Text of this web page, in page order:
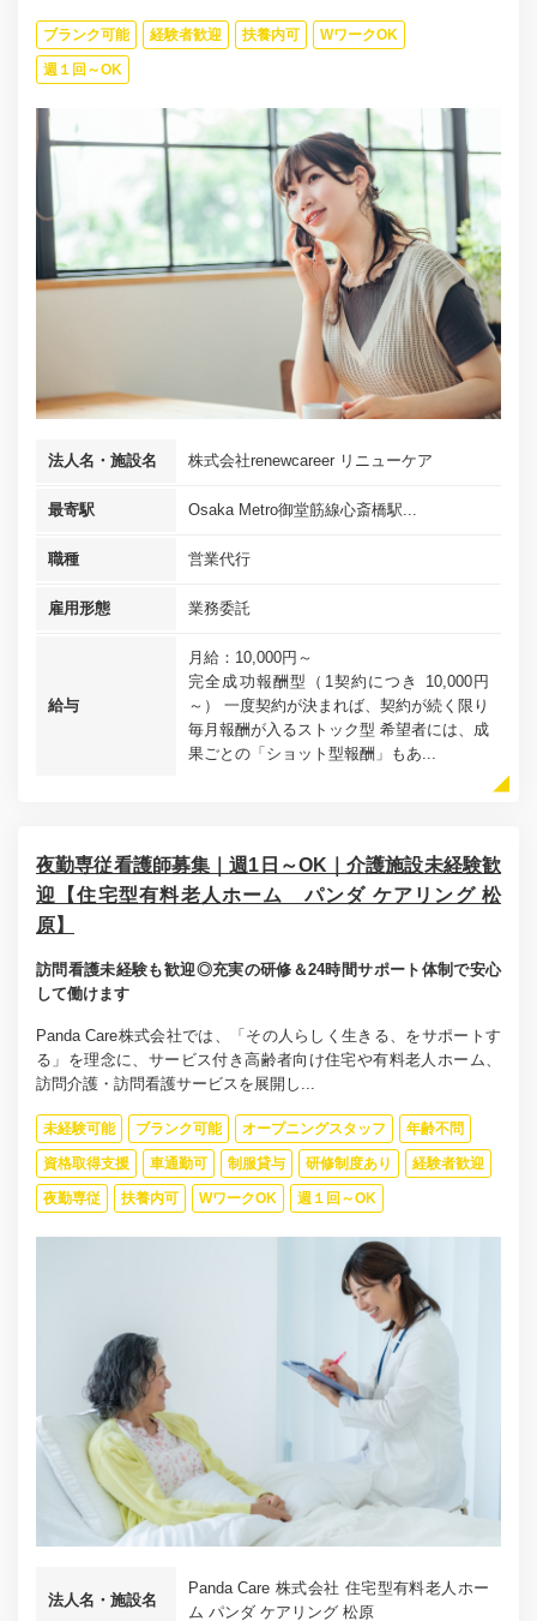
ブランク可能 経験者歓迎 扶養内可 WワークOK
週１回～OK
法人名・施設名 株式会社renewcareer リニューケア
最寄駅 Osaka Metro御堂筋線心斎橋駅...
職種 営業代行
雇用形態 業務委託
給与
月給：10,000円～
完全成功報酬型（1契約につき 10,000円
～） 一度契約が決まれば、契約が続く限り
毎月報酬が入るストック型 希望者には、成
果ごとの「ショット型報酬」もあ...
夜勤専従看護師募集｜週1日～OK｜介護施設未経験歓
迎【住宅型有料老人ホーム パンダ ケアリング 松
原】
訪問看護未経験も歓迎◎充実の研修＆24時間サポート体制で安心
して働けます
Panda Care株式会社では、「その人らしく生きる、をサポートす
る」を理念に、サービス付き高齢者向け住宅や有料老人ホーム、
訪問介護・訪問看護サービスを展開し...
未経験可能 ブランク可能 オープニングスタッフ 年齢不問
資格取得支援 車通勤可 制服貸与 研修制度あり 経験者歓迎
夜勤専従 扶養内可 WワークOK 週１回～OK
法人名・施設名
Panda Care 株式会社 住宅型有料老人ホー
ム パンダ ケアリング 松原